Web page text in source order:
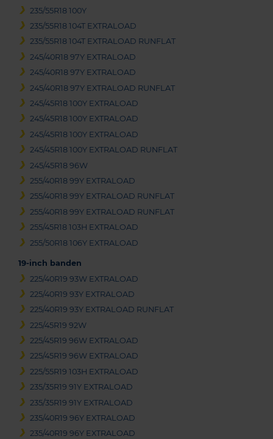
235/55R18 100Y
235/55R18 104T EXTRALOAD
235/55R18 104T EXTRALOAD RUNFLAT
245/40R18 97Y EXTRALOAD
245/40R18 97Y EXTRALOAD
245/40R18 97Y EXTRALOAD RUNFLAT
245/45R18 100Y EXTRALOAD
245/45R18 100Y EXTRALOAD
245/45R18 100Y EXTRALOAD
245/45R18 100Y EXTRALOAD RUNFLAT
245/45R18 96W
255/40R18 99Y EXTRALOAD
255/40R18 99Y EXTRALOAD RUNFLAT
255/40R18 99Y EXTRALOAD RUNFLAT
255/45R18 103H EXTRALOAD
255/50R18 106Y EXTRALOAD
19-inch banden
225/40R19 93W EXTRALOAD
225/40R19 93Y EXTRALOAD
225/40R19 93Y EXTRALOAD RUNFLAT
225/45R19 92W
225/45R19 96W EXTRALOAD
225/45R19 96W EXTRALOAD
225/55R19 103H EXTRALOAD
235/35R19 91Y EXTRALOAD
235/35R19 91Y EXTRALOAD
235/40R19 96Y EXTRALOAD
235/40R19 96Y EXTRALOAD